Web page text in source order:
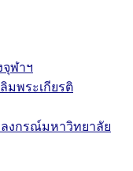
ฬาฯ
มพระเกียรติ
งกรณ์มหาวิทยาลัย